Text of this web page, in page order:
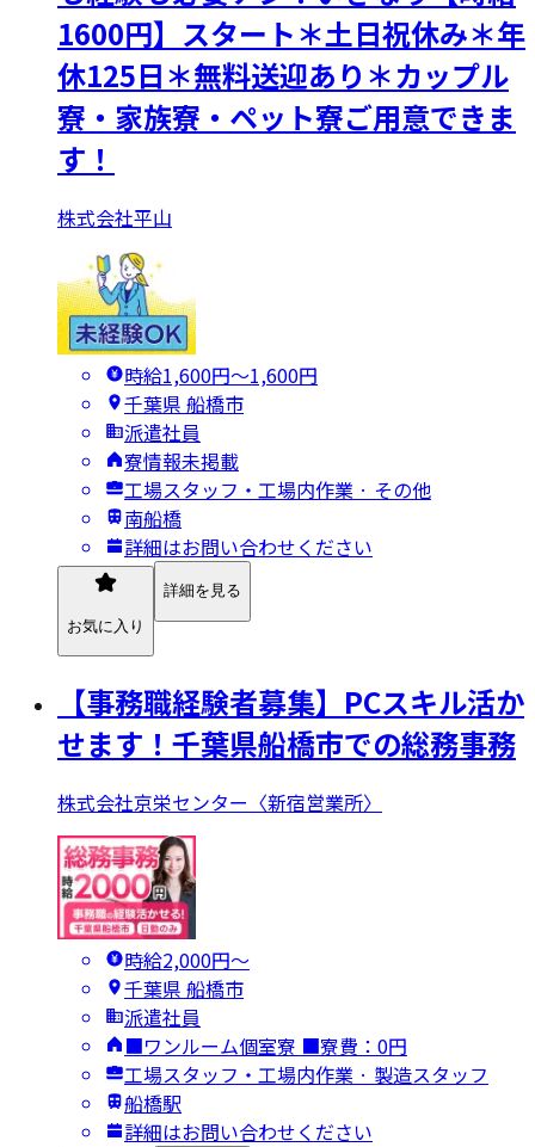
1600円】スタート＊土日祝休み＊年
休125日＊無料送迎あり＊カップル
寮・家族寮・ペット寮ご用意できま
す！
株式会社平山
時給1,600円〜1,600円
千葉県 船橋市
派遣社員
寮情報未掲載
工場スタッフ・工場内作業 · その他
南船橋
詳細はお問い合わせください
お気に入り
詳細を見る
【事務職経験者募集】PCスキル活か
せます！千葉県船橋市での総務事務
株式会社京栄センター〈新宿営業所〉
時給2,000円〜
千葉県 船橋市
派遣社員
■ワンルーム個室寮 ■寮費：0円
工場スタッフ・工場内作業 · 製造スタッフ
船橋駅
詳細はお問い合わせください